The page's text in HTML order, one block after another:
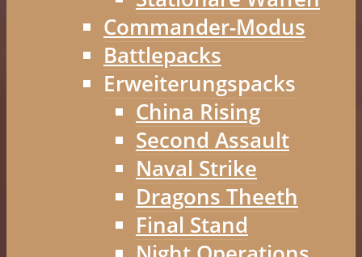
Commander-Modus
Battlepacks
Erweiterungspacks
China Rising
Second Assault
Naval Strike
Dragons Theeth
Final Stand